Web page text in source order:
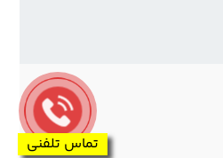
تماس تلفنی